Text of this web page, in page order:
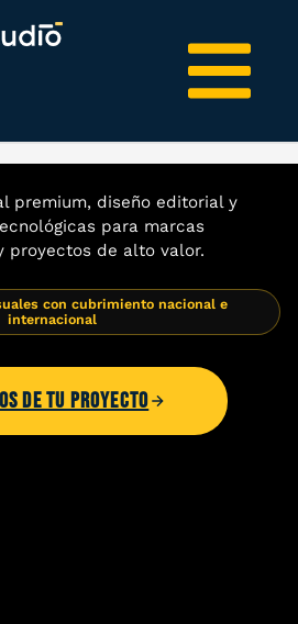
premium, diseño editorial y
para marcas
proyectos de alto valor.
con cubrimiento nacional e
internacional
DE TU PROYECTO